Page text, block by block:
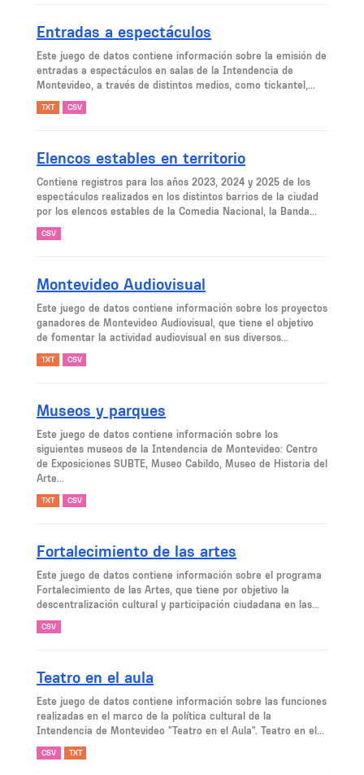
Entradas a espectáculos
Este juego de datos contiene información sobre la emisión de
entradas a espectáculos en salas de la Intendencia de
Montevideo, a través de distintos medios, como tickantel,...
TXT CSV
Elencos estables en territorio
Contiene registros para los años 2023, 2024 y 2025 de los
espectáculos realizados en los distintos barrios de la ciudad
por los elencos estables de la Comedia Nacional, la Banda...
CSV
Montevideo Audiovisual
Este juego de datos contiene información sobre los proyectos
ganadores de Montevideo Audiovisual, que tiene el objetivo
de fomentar la actividad audiovisual en sus diversos...
TXT CSV
Museos y parques
Este juego de datos contiene información sobre los
siguientes museos de la Intendencia de Montevideo: Centro
de Exposiciones SUBTE, Museo Cabildo, Museo de Historia del
Arte...
TXT CSV
Fortalecimiento de las artes
Este juego de datos contiene información sobre el programa
Fortalecimiento de las Artes, que tiene por objetivo la
descentralización cultural y participación ciudadana en las...
CSV
Teatro en el aula
Este juego de datos contiene información sobre las funciones
realizadas en el marco de la política cultural de la
Intendencia de Montevideo "Teatro en el Aula". Teatro en el...
CSV TXT